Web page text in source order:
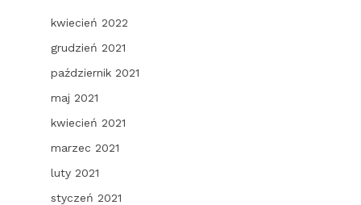
kwiecień 2022
grudzień 2021
październik 2021
maj 2021
kwiecień 2021
marzec 2021
luty 2021
styczeń 2021